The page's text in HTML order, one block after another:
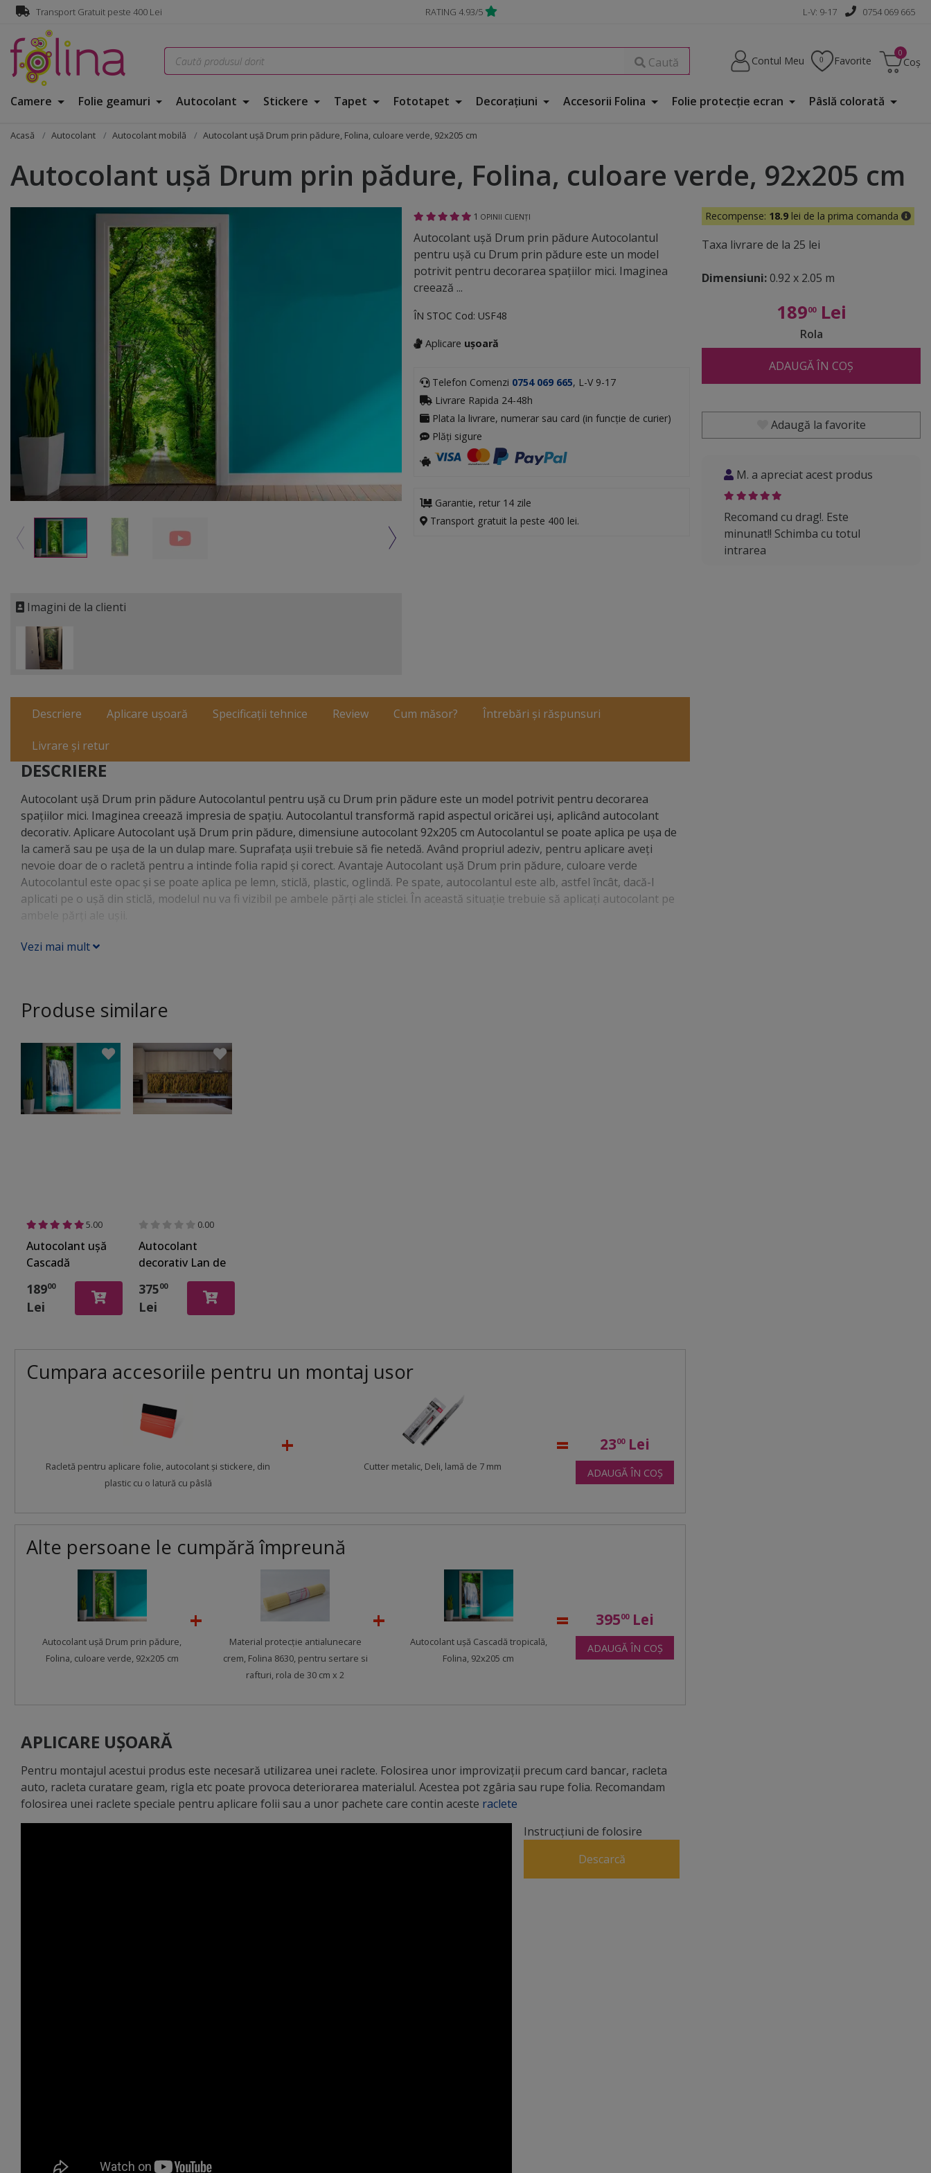
Transport Gratuit peste 400 Lei RATING 4.93/5 L-V: 9-17 0754 069 665
Caută Contul Meu Favorite Coș
Camere Folie geamuri Autocolant Stickere Tapet Fototapet Decorațiuni Accesorii Folina Folie protecţie ecran Pâslă colorată
Acasă Autocolant Autocolant mobilă Autocolant uşă Drum prin pădure, Folina, culoare verde, 92x205 cm
Autocolant uşă Drum prin pădure, Folina, culoare verde, 92x205 cm
Imagini de la clienti
1 OPINII CLIENȚI
Autocolant uşă Drum prin pădure Autocolantul
pentru ușă cu Drum prin pădure este un model
potrivit pentru decorarea spaţiilor mici. Imaginea
creează ...
ÎN STOC Cod: USF48
Aplicare ușoară
Telefon Comenzi 0754 069 665, L-V 9-17
Livrare Rapida 24-48h
Plata la livrare, numerar sau card (in funcție de curier)
Plăți sigure
Garantie, retur 14 zile
Transport gratuit la peste 400 lei.
Descriere Aplicare ușoară Specificații tehnice Review Cum măsor? Întrebări și răspunsuri
Livrare și retur
DESCRIERE
Autocolant uşă Drum prin pădure Autocolantul pentru ușă cu Drum prin pădure este un model potrivit pentru decorarea
spaţiilor mici. Imaginea creează impresia de spaţiu. Autocolantul transformă rapid aspectul oricărei uşi, aplicând autocolant
decorativ. Aplicare Autocolant uşă Drum prin pădure, dimensiune autocolant 92x205 cm Autocolantul se poate aplica pe uşa de
la cameră sau pe uşa de la un dulap mare. Suprafaţa uşii trebuie să fie netedă. Având propriul adeziv, pentru aplicare aveţi
nevoie doar de o racletă pentru a intinde folia rapid şi corect. Avantaje Autocolant uşă Drum prin pădure, culoare verde
Autocolantul este opac şi se poate aplica pe lemn, sticlă, plastic, oglindă. Pe spate, autocolantul este alb, astfel încât, dacă-l
aplicati pe o uşă din sticlă, modelul nu va fi vizibil pe ambele părţi ale sticlei. În această situaţie trebuie să aplicaţi autocolant pe
ambele părţi ale uşii.
Vezi mai mult
Produse similare
5.00
Autocolant uşă
Cascadă
tropicală, Folina,
92x205 cm
18900
Lei
0.00
Autocolant
decorativ Lan de
grâu, Folina, rolă
de 80x350 cm
37500
Lei
Cumpara accesoriile pentru un montaj usor
Racletă pentru aplicare folie, autocolant şi stickere, din
plastic cu o latură cu pâslă
Cutter metalic, Deli, lamă de 7 mm
2300Lei
ADAUGĂ ÎN COȘ
Alte persoane le cumpără împreună
Autocolant uşă Drum prin pădure,
Folina, culoare verde, 92x205 cm
Material protecţie antialunecare
crem, Folina 8630, pentru sertare si
rafturi, rola de 30 cm x 2
Autocolant uşă Cascadă tropicală,
Folina, 92x205 cm
39500Lei
ADAUGĂ ÎN COȘ
APLICARE UȘOARĂ
Pentru montajul acestui produs este necesară utilizarea unei raclete. Folosirea unor improvizații precum card bancar, racleta
auto, racleta curatare geam, rigla etc poate provoca deteriorarea materialul. Acestea pot zgâria sau rupe folia. Recomandam
folosirea unei raclete speciale pentru aplicare folii sau a unor pachete care contin aceste raclete
Instrucțiuni de folosire
Descarcă
Recompense: 18.9 lei de la prima comanda
Taxa livrare de la 25 lei
Dimensiuni:0.92 x 2.05 m
18900Lei
Rola
ADAUGĂ ÎN COȘ
Adaugă la favorite
M. a apreciat acest produs
Recomand cu drag!. Este
minunat!! Schimba cu totul
intrarea